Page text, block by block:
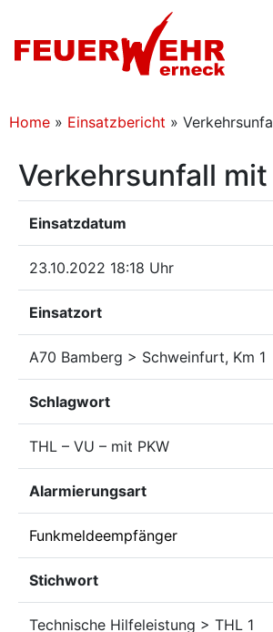
Home » Einsatzbericht »
Verkehrsunfall mit
Einsatzdatum
23.10.2022 18:18 Uhr
Einsatzort
A70 Bamberg > Schweinfurt, Km 1
Schlagwort
THL – VU – mit PKW
Alarmierungsart
Funkmeldeempfänger
Stichwort
Technische Hilfeleistung > THL 1